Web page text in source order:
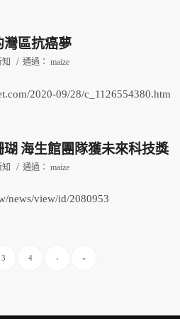
灣區抗癌夢
/ 通過： maize
2020-09/28/c_1126554380.htm
海生館團隊獲未來科技獎
/ 通過： maize
news/view/id/2080953
3 4 › »